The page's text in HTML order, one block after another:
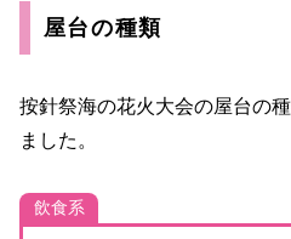
屋台の種類
按針祭海の花火大会の屋台の
ました。
飲食系